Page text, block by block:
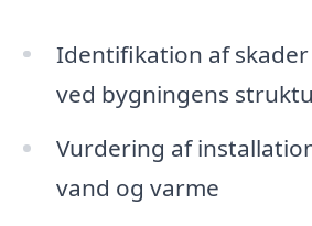
Identifikation af
ved bygningens
Vurdering af
vand og varme